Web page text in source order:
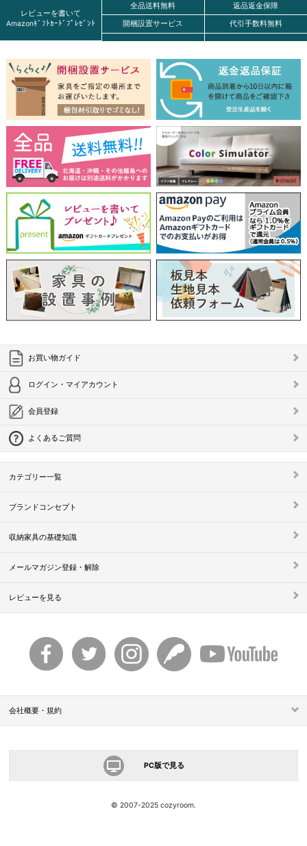
レビューを書いて
Amazonｷﾞﾌﾄｶｰﾄﾞﾌﾟﾚｾﾞﾝﾄ
全品送料無料
開梱設置サービス
返品返金保障
代引手数料無料
お買い物ガイド
ログイン・マイアカウント
会員登録
よくあるご質問
カテゴリー一覧
ブランドコンセプト
収納家具の基礎知識
メールマガジン登録・解除
レビューを見る
会社概要・規約
PC版で見る
© 2007-2025 cozyroom.